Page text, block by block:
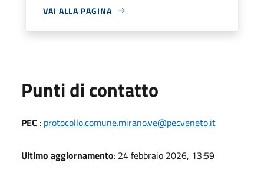
VAI ALLA PAGINA
Punti di contatto
PEC : protocollo.comune.mirano.ve@pecveneto.it
Ultimo aggiornamento: 24 febbraio 2026, 13:59